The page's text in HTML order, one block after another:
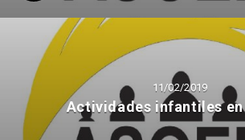
11/02/2019
Actividades infantiles en